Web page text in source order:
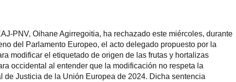
PNV, Oihane Agirregoitia, ha rechazado este miércoles, durante
del Parlamento Europeo, el acto delegado propuesto por la
modificar el etiquetado de origen de las frutas y hortalizas
occidental al entender que la modificación no respeta la
de Justicia de la Unión Europea de 2024. Dicha sentencia